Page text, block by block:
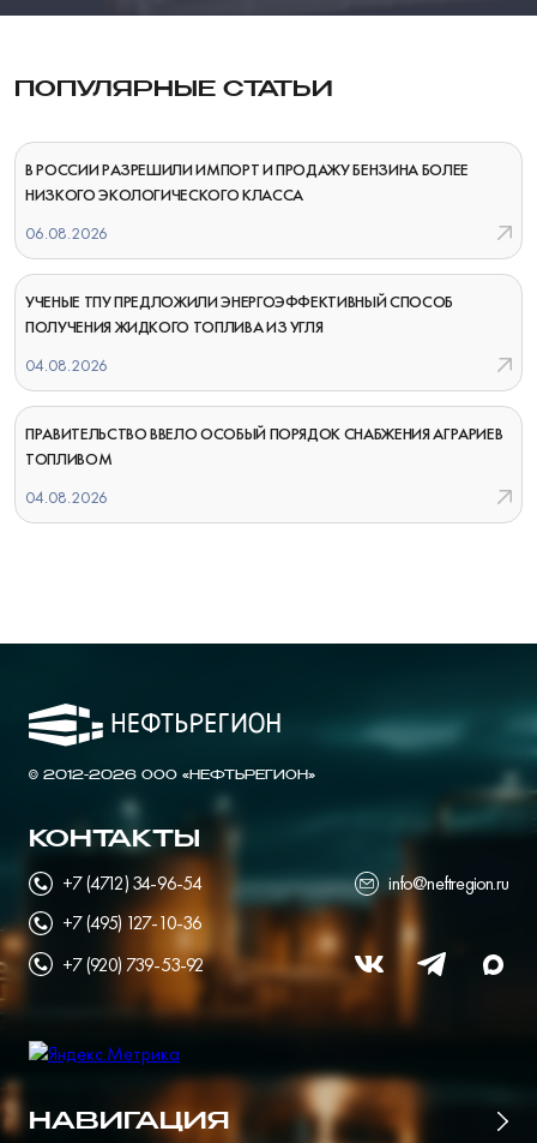
ПОПУЛЯРНЫЕ СТАТЬИ
В РОССИИ РАЗРЕШИЛИ ИМПОРТ И ПРОДАЖУ БЕНЗИНА БОЛЕЕ
НИЗКОГО ЭКОЛОГИЧЕСКОГО КЛАССА
06.08.2026
УЧЕНЫЕ ТПУ ПРЕДЛОЖИЛИ ЭНЕРГОЭФФЕКТИВНЫЙ СПОСОБ
ПОЛУЧЕНИЯ ЖИДКОГО ТОПЛИВА ИЗ УГЛЯ
04.08.2026
ПРАВИТЕЛЬСТВО ВВЕЛО ОСОБЫЙ ПОРЯДОК СНАБЖЕНИЯ АГРАРИЕВ
ТОПЛИВОМ
04.08.2026
© 2012-2026 ООО «НЕФТЬРЕГИОН»
НАВИГАЦИЯ
КОНТАКТЫ
+7 (4712) 34-96-54
+7 (495) 127-10-36
+7 (920) 739-53-92
info@neftregion.ru